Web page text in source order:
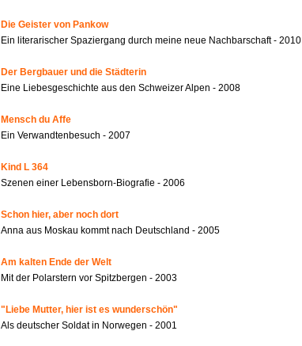
Die Geister von Pankow
Ein literarischer Spaziergang durch meine neue Nachbarschaft - 2010
Der Bergbauer und die Städterin
Eine Liebesgeschichte aus den Schweizer Alpen - 2008
Mensch du Affe
Ein Verwandtenbesuch - 2007
Kind L 364
Szenen einer Lebensborn-Biografie - 2006
Schon hier, aber noch dort
Anna aus Moskau kommt nach Deutschland - 2005
Am kalten Ende der Welt
Mit der Polarstern vor Spitzbergen - 2003
"Liebe Mutter, hier ist es wunderschön"
Als deutscher Soldat in Norwegen - 2001